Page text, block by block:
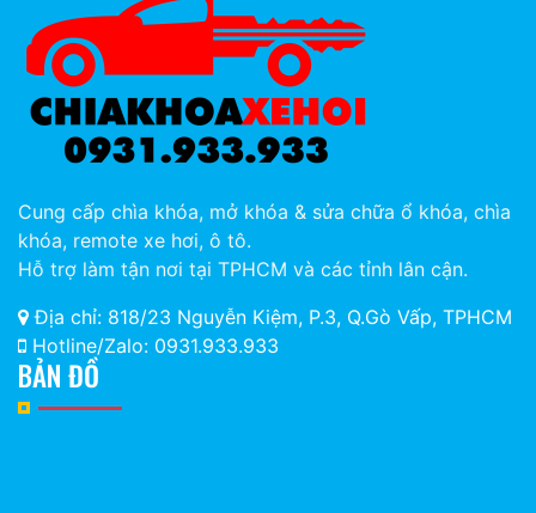
Cung cấp chìa khóa, mở khóa & sửa chữa ổ khóa, chìa
khóa, remote xe hơi, ô tô.
Hỗ trợ làm tận nơi tại TPHCM và các tỉnh lân cận.
Địa chỉ: 818/23 Nguyễn Kiệm, P.3, Q.Gò Vấp, TPHCM
Hotline/Zalo: 0931.933.933
BẢN ĐỒ